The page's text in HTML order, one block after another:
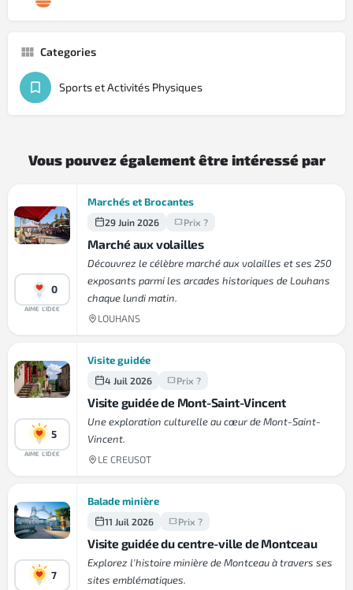
Categories
Sports et Activités Physiques
Vous pouvez également être intéressé par
0
AIME L'IDEE
Marchés et Brocantes
29 Juin 2026 Prix ?
Marché aux volailles
Découvrez le célèbre marché aux volailles et ses 250
exposants parmi les arcades historiques de Louhans
chaque lundi matin.
LOUHANS
5
AIME L'IDEE
Visite guidée
4 Juil 2026 Prix ?
Visite guidée de Mont-Saint-Vincent
Une exploration culturelle au cœur de Mont-Saint-
Vincent.
LE CREUSOT
7
Balade minière
11 Juil 2026 Prix ?
Visite guidée du centre-ville de Montceau
Explorez l'histoire minière de Montceau à travers ses
sites emblématiques.